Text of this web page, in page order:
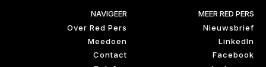
NAVIGEER
Over Red Pers
Meedoen
Contact
MEER RED PERS
Nieuwsbrief
LinkedIn
Facebook